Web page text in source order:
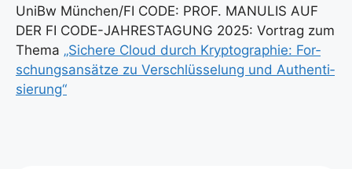
UniBw München/FI CODE: PROF. MANULIS AUF
DER FI CODE-JAHRESTAGUNG 2025: Vor­trag zum
The­ma „Siche­re Cloud durch Kryp­to­gra­phie: For­
schungs­an­sät­ze zu Ver­schlüs­se­lung und Authen­ti­
sie­rung“